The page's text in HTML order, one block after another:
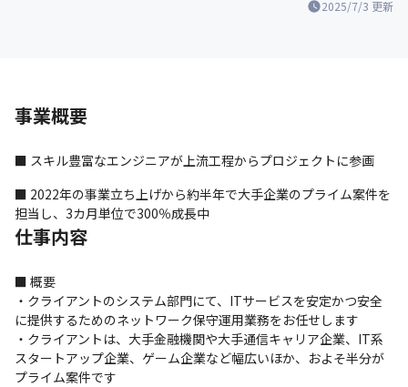
2025/7/3 更新
事業概要
■ スキル豊富なエンジニアが上流工程からプロジェクトに参画
■ 2022年の事業立ち上げから約半年で大手企業のプライム案件を
担当し、3カ月単位で300％成長中
仕事内容
■ 概要
・クライアントのシステム部門にて、ITサービスを安定かつ安全
に提供するためのネットワーク保守運用業務をお任せします
・クライアントは、大手金融機関や大手通信キャリア企業、IT系
スタートアップ企業、ゲーム企業など幅広いほか、およそ半分が
プライム案件です